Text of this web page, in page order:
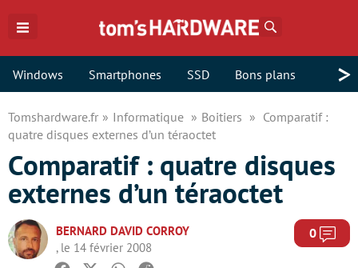
Windows Smartphones SSD Bons plans >
Tomshardware.fr Informatique Boitiers
Comparatif :
quatre disques externes d’un téraoctet
Comparatif : quatre disques
externes d’un téraoctet
BERNARD DAVID CORROY
, le 14 février 2008
0